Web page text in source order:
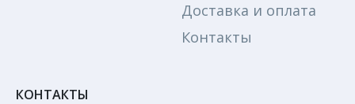
Доставка и оплата
Контакты
КОНТАКТЫ